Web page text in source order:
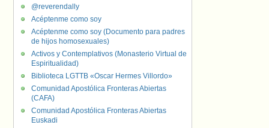
@reverendally
Acéptenme como soy
Acéptenme como soy (Documento para padres
de hijos homosexuales)
Activos y Contemplativos (Monasterio Virtual de
Espiritualidad)
Biblioteca LGTTB «Oscar Hermes Villordo»
Comunidad Apostólica Fronteras Abiertas
(CAFA)
Comunidad Apostólica Fronteras Abiertas
Euskadi